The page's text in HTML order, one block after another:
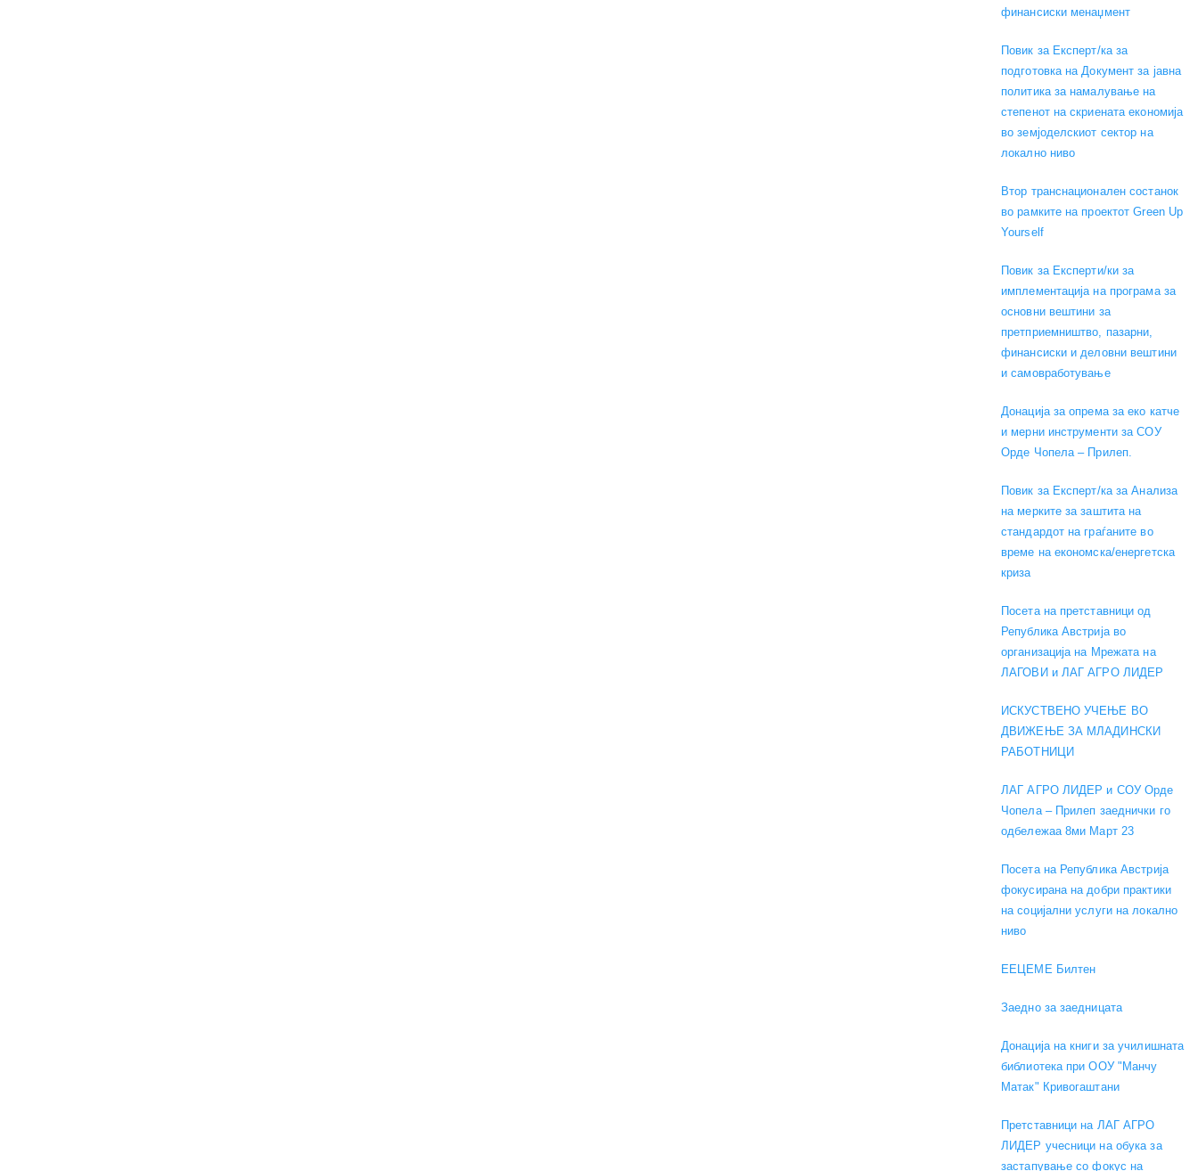
финансиски менаџмент
Повик за Експерт/ка за
подготовка на Документ за јавна
политика за намалување на
степенот на скриената економија
во земјоделскиот сектор на
локално ниво
Втор транснационален состанок
во рамките на проектот Green Up
Yourself
Повик за Експерти/ки за
имплементација на програма за
основни вештини за
претприемништво, пазарни,
финансиски и деловни вештини
и самовработување
Донација за опрема за еко катче
и мерни инструменти за СОУ
Орде Чопела – Прилеп.
Повик за Експерт/ка за Анализа
на мерките за заштита на
стандардот на граѓаните во
време на економска/енергетска
криза
Посета на претставници од
Република Австрија во
организација на Мрежата на
ЛАГОВИ и ЛАГ АГРО ЛИДЕР
ИСКУСТВЕНО УЧЕЊЕ ВО
ДВИЖЕЊЕ ЗА МЛАДИНСКИ
РАБОТНИЦИ
ЛАГ АГРО ЛИДЕР и СОУ Орде
Чопела – Прилеп заеднички го
одбележаа 8ми Март 23
Посета на Република Австрија
фокусирана на добри практики
на социјални услуги на локално
ниво
EEЦЕМЕ Билтен
Заедно за заедницата
Донација на книги за училишната
библиотека при ООУ "Манчу
Матак" Кривогаштани
Претставници на ЛАГ АГРО
ЛИДЕР учесници на обука за
застапување со фокус на